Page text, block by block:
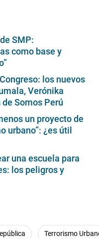
SMP:
como base y
los nuevos
Verónika
Somos Perú
un proyecto de
urbano”: ¿es útil
una escuela para
los peligros y
Terrorismo